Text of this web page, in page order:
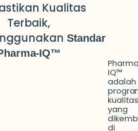
Kualitas
Terbaik,
Standar
IQ™
IQ™
adalah
yang
di